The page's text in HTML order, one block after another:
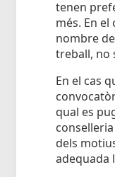
tenen
més. En
nombre
treball, no
En el cas
qual es
dels
adequada